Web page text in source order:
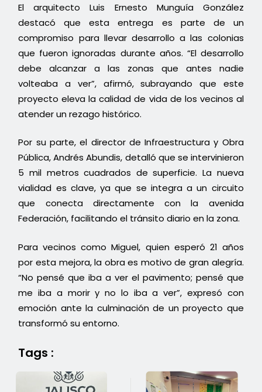
El arquitecto Luis Ernesto Munguía González
destacó que esta entrega es parte de un
compromiso para llevar desarrollo a las colonias
que fueron ignoradas durante años. “El desarrollo
debe alcanzar a las zonas que antes nadie
volteaba a ver”, afirmó, subrayando que este
proyecto eleva la calidad de vida de los vecinos al
atender un rezago histórico.
Por su parte, el director de Infraestructura y Obra
Pública, Andrés Abundis, detalló que se intervinieron
5 mil metros cuadrados de superficie. La nueva
vialidad es clave, ya que se integra a un circuito
que conecta directamente con la avenida
Federación, facilitando el tránsito diario en la zona.
Para vecinos como Miguel, quien esperó 21 años
por esta mejora, la obra es motivo de gran alegría.
“No pensé que iba a ver el pavimento; pensé que
me iba a morir y no lo iba a ver”, expresó con
emoción ante la culminación de un proyecto que
transformó su entorno.
Tags :